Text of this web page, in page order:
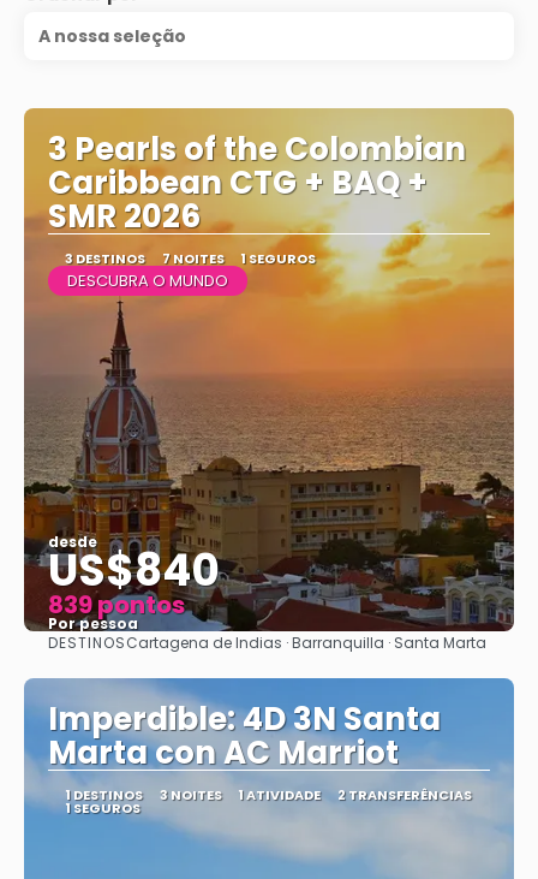
A nossa seleção
3 Pearls of the Colombian
Caribbean CTG + BAQ +
SMR 2026
3 DESTINOS 7 NOITES 1 SEGUROS
DESCUBRA O MUNDO
desde
US$840
839 pontos
Por pessoa
Vejo
DESTINOSCartagena de Indias · Barranquilla · Santa Marta
Imperdible: 4D 3N Santa
Marta con AC Marriot
1 DESTINOS 3 NOITES 1 ATIVIDADE 2 TRANSFERÊNCIAS
1 SEGUROS